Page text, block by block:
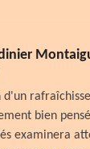
bien
examinera